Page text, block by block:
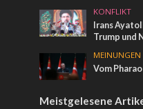
KONFLIKT
Irans
Trump und
MEINUNGEN
Vom
Meistgelesene